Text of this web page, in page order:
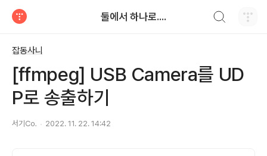
둘에서 하나로....
잡동사니
[ffmpeg] USB Camera를 UD
P로 송출하기
서기㏇ 2022. 11. 22. 14:42